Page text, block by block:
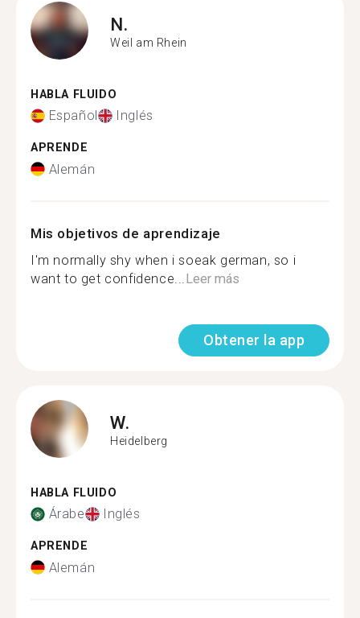
N.
Weil am Rhein
HABLA FLUIDO
Español Inglés
APRENDE
Alemán
Mis objetivos de aprendizaje
I'm normally shy when i soeak german, so i
want to get confidence... Leer más
Obtener la app
W.
Heidelberg
HABLA FLUIDO
Árabe Inglés
APRENDE
Alemán